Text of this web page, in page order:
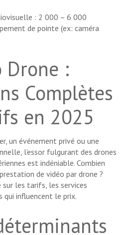
: 2 000 – 6 000
de pointe (ex: caméra
Drone :
Complètes
en 2025
un événement privé ou une
l’essor fulgurant des drones
est indéniable. Combien
de vidéo par drone ?
les tarifs, les services
influencent le prix.